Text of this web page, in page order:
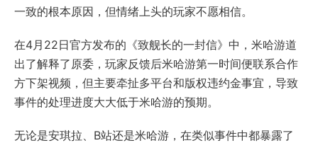
一致的根本原因，但情绪上头的玩家不愿相信。
在4月22日官方发布的《致舰长的一封信》中，米哈游道
出了解释了原委，玩家反馈后米哈游第一时间便联系合作
方下架视频，但主要牵扯多平台和版权违约金事宜，导致
事件的处理进度大大低于米哈游的预期。
无论是安琪拉、B站还是米哈游，在类似事件中都暴露了